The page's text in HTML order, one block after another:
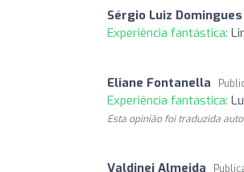
Sérgio Luiz
Experiência fantástica:
Eliane Fontanella
Experiência fantástica:
Esta opinião foi traduzida
Valdinei Almeida